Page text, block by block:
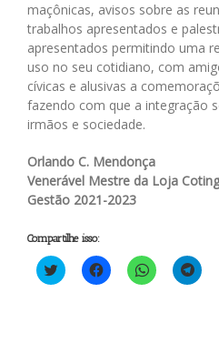
maçônicas, avisos sobre as
trabalhos apresentados e
apresentados permitindo uma
uso no seu cotidiano, com
cívicas e alusivas a
fazendo com que a integração
irmãos e sociedade.
Orlando C. Mendonça
Venerável Mestre da Loja
Gestão 2021-2023
Compartilhe isso:
Clique
para
Clique
para
Clique
para para